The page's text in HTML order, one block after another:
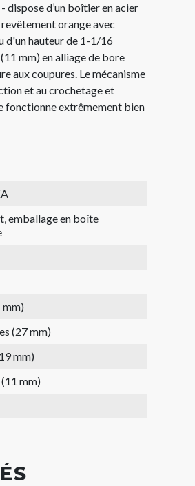
dispose d’un boîtier en acier
orange avec
d'un hauteur de 1-1/16
mm) en alliage de bore
aux coupures. Le mécanisme
et au crochetage et
fonctionne extrêmement bien
emballage en boîte
mm)
(27 mm)
mm)
mm)